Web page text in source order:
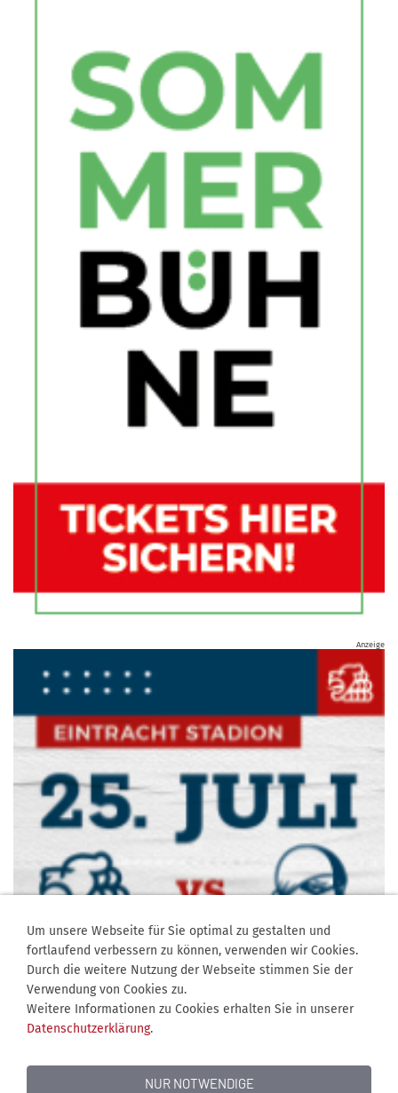
Anzeige
Um unsere Webseite für Sie optimal zu gestalten und
fortlaufend verbessern zu können, verwenden wir Cookies.
Durch die weitere Nutzung der Webseite stimmen Sie der
Verwendung von Cookies zu.
Weitere Informationen zu Cookies erhalten Sie in unserer
Datenschutzerklärung.
NUR NOTWENDIGE